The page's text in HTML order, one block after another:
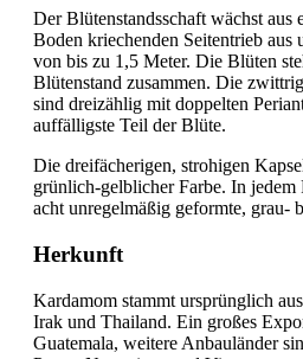
Der Blütenstandsschaft wächst aus
Boden kriechenden Seitentrieb aus
von bis zu 1,5 Meter. Die Blüten
Blütenstand zusammen. Die
sind dreizählig mit doppelten
auffälligste Teil der Blüte.
Die dreifächerigen, strohigen
grünlich-gelblicher Farbe. In
acht unregelmäßig geformte, grau-
Herkunft
Kardamom stammt ursprünglich
Irak und Thailand. Ein großes
Guatemala, weitere Anbauländer